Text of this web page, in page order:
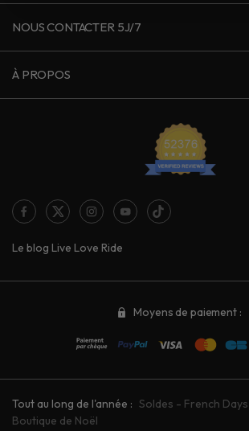
NOUS CONTACTER 5J/7
À PROPOS
Le blog Live Love Ride
Moyens de paiement :
Tout au long de l'année : Soldes - French Days
Boutique de Noël